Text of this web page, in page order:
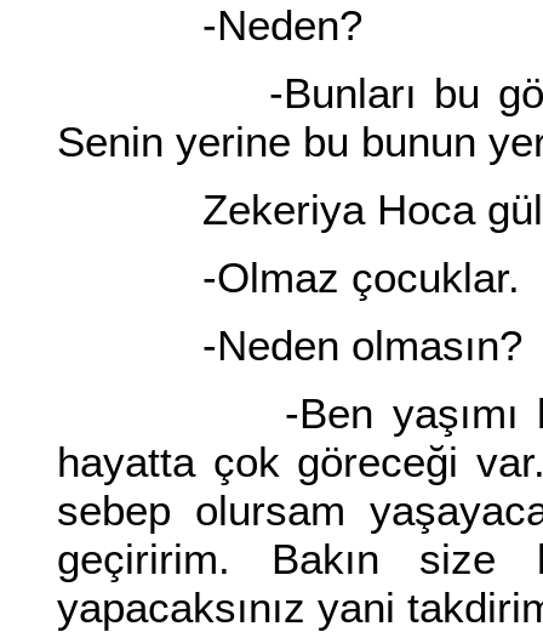
-Neden?
-Bunları bu
Senin yerine bu bunun
Zekeriya Hoca
-Olmaz çocuklar.
-Neden olmasın?
-Ben yaşımı
hayatta çok göreceği
sebep olursam
geçiririm. Bakın
yapacaksınız yani